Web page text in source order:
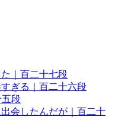
｜百二十七段
ぎる｜百二十六段
段
会したんだが｜百二十